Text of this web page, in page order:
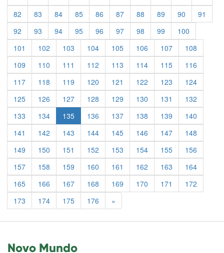
82
83 84 85 86 87 88 89 90
91
92
93 94 95 96 97 98 99
100
101
102 103 104 105 106 107
108
109
110 111 112 113 114 115
116
117
118 119 120 121 122 123
124
125
126 127 128 129 130 131
132
133
134 135 136 137 138 139
140
141
142 143 144 145 146 147
148
149
150 151 152 153 154 155
156
157
158 159 160 161 162 163
164
165
166 167 168 169 170 171
172
173
174 175 176 »
Novo Mundo